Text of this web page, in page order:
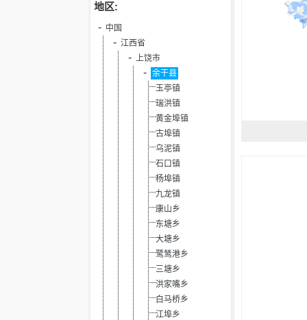
地区:
中国
江西省
上饶市
余干县
玉亭镇
瑞洪镇
黄金埠镇
古埠镇
乌泥镇
石口镇
杨埠镇
九龙镇
康山乡
东塘乡
大塘乡
鹭鸶港乡
三塘乡
洪家嘴乡
白马桥乡
江埠乡